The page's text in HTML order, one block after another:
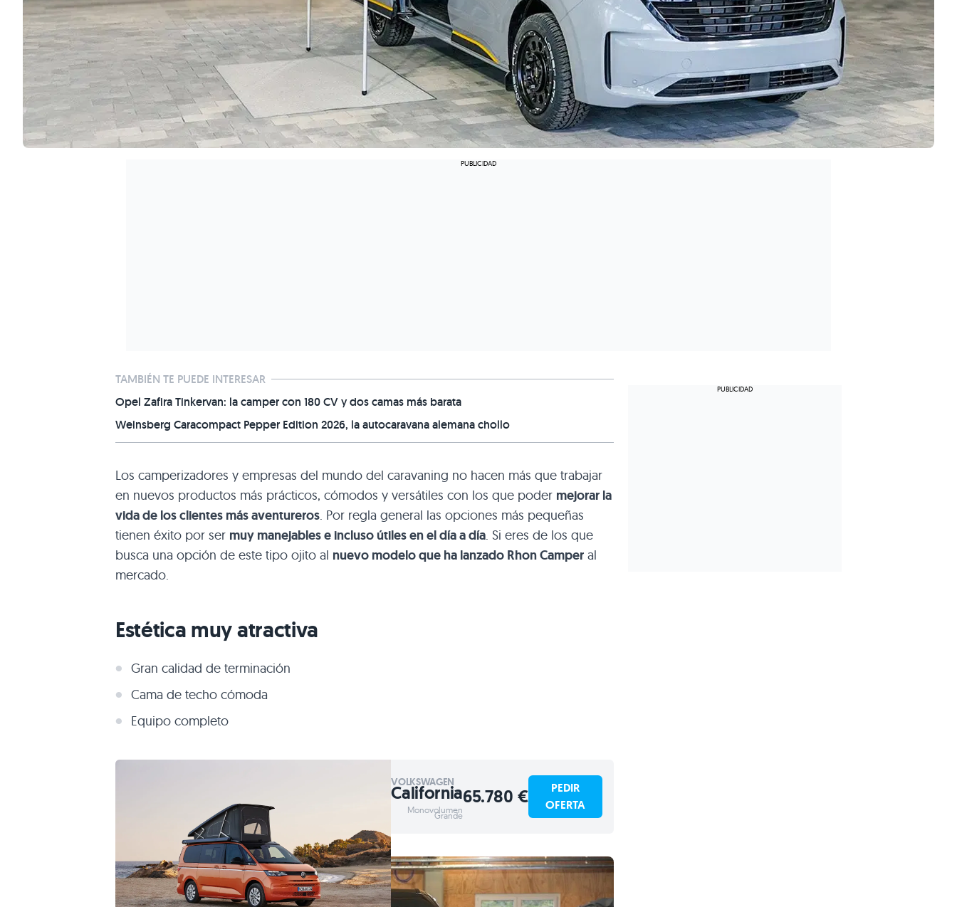
TAMBIÉN TE PUEDE INTERESAR
Opel Zafira Tinkervan: la camper con 180 CV y dos camas más barata
Weinsberg Caracompact Pepper Edition 2026, la autocaravana alemana chollo
Los camperizadores y empresas del mundo del caravaning no hacen más que trabajar
en nuevos productos más prácticos, cómodos y versátiles con los que poder mejorar la
vida de los clientes más aventureros. Por regla general las opciones más pequeñas
tienen éxito por ser muy manejables e incluso útiles en el día a día. Si eres de los que
busca una opción de este tipo ojito al nuevo modelo que ha lanzado Rhon Camper al
mercado.
Estética muy atractiva
Gran calidad de terminación
Cama de techo cómoda
Equipo completo
VOLKSWAGEN
California
Monovolumen
Grande
65.780 €
PEDIR
OFERTA